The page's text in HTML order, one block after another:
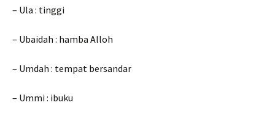
– Ula : tinggi
– Ubaidah : hamba Alloh
– Umdah : tempat bersandar
– Ummi : ibuku